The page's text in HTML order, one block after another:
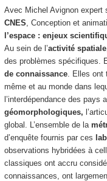
Avec Michel Avignon expert
CNES , Conception et
l’espace : enjeux
Au sein de l’activité spatiale
des problèmes spécifiques.
de connaissance. Elles ont
même et au monde dans
l’interdépendance des pays
géomorphologiques,
global. L’ensemble de la
d’enquête fournis par ces
observations hybridées à
classiques ont accru
connaissances, ont